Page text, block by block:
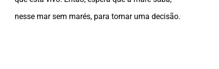
nesse mar sem marés, para tomar uma decisão.